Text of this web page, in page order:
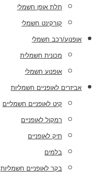
תלת אופן חשמלי
קורקינט חשמלי
אופנוע/רכב חשמלי
מכונית חשמלית
אופנוע חשמלי
אביזרים לאופניים חשמליות
קיט לאופניים חשמליים
רמקול לאופניים
תיק לאופניים
בלמים
בקר לאופניים חשמליות